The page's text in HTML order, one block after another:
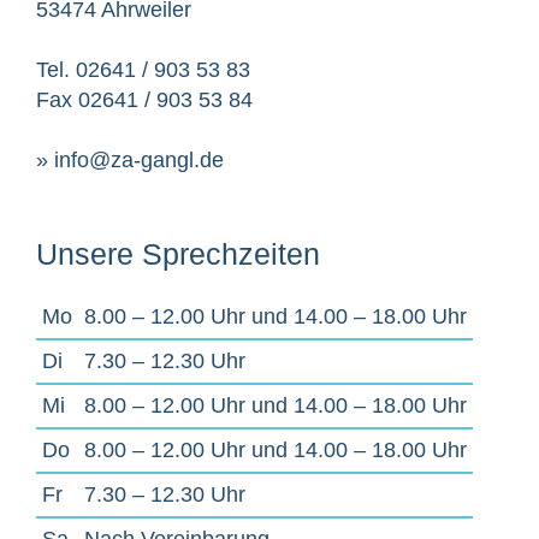
53474 Ahrweiler
Tel. 02641 / 903 53 83
Fax 02641 / 903 53 84
» info@za-gangl.de
Unsere Sprechzeiten
Mo 8.00 – 12.00 Uhr und 14.00 – 18.00 Uhr
Di
7.30 – 12.30 Uhr
Mi
8.00 – 12.00 Uhr und 14.00 – 18.00 Uhr
Do 8.00 – 12.00 Uhr und 14.00 – 18.00 Uhr
Fr
7.30 – 12.30 Uhr